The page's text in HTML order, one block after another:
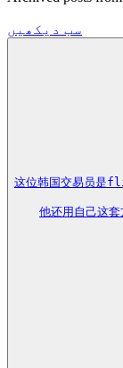
سب دیکھیں
这位韩国交易员是
他还用自己这